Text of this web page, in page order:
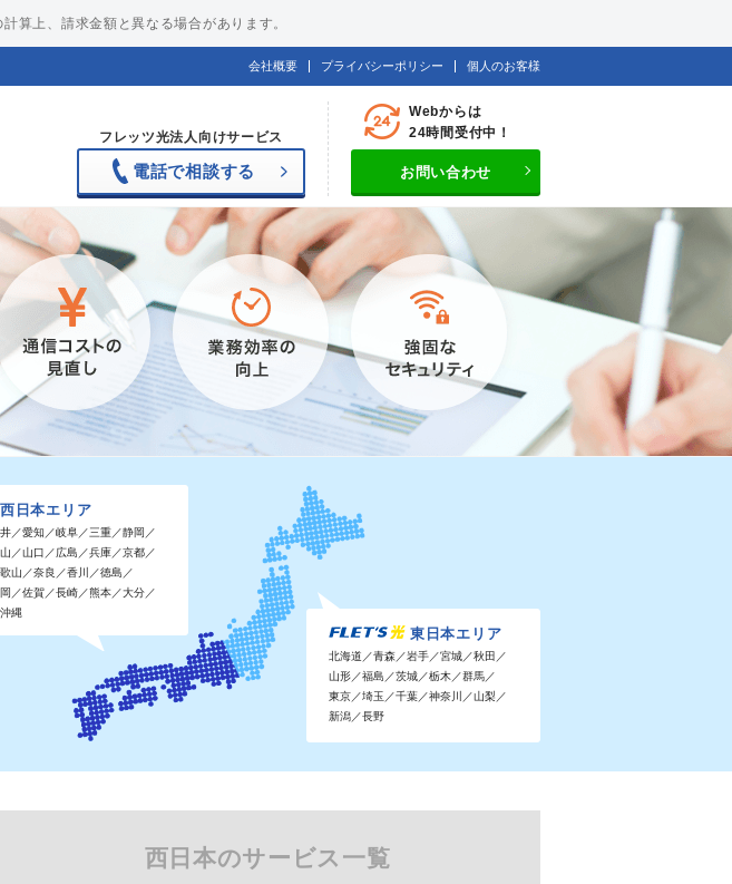
算上、請求金額と異なる場合があります。
会社概要 プライバシーポリシー 個人のお客様
フレッツ光法人向けサービス
電話で相談する
Webからは
24時間受付中！
お問い合わせ
西日本エリア
／愛知／岐阜／三重／静岡／
／山口／広島／兵庫／京都／
山／奈良／香川／徳島／
／佐賀／長崎／熊本／大分／
縄
東日本エリア
北海道／青森／岩手／宮城／秋田／
山形／福島／茨城／栃木／群馬／
東京／埼玉／千葉／神奈川／山梨／
新潟／長野
西日本のサービス一覧